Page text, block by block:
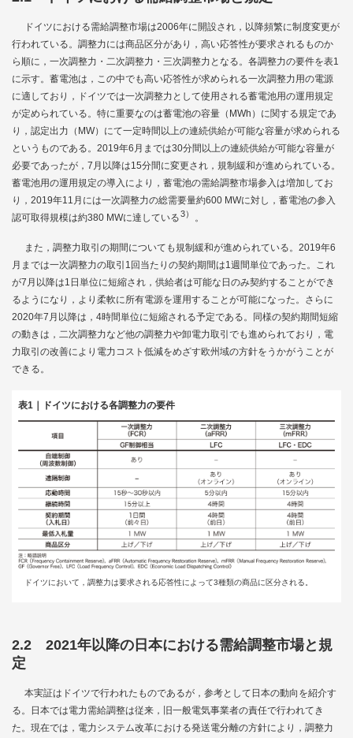
ドイツにおける需給調整市場は2006年に開設され，以降頻繁に制度変更が
行われている。調整力には商品区分があり，高い応答性が要求されるものか
ら順に，一次調整力・二次調整力・三次調整力となる。各調整力の要件を表1
に示す。蓄電池は，この中でも高い応答性が求められる一次調整力用の電源
に適しており，ドイツでは一次調整力として使用される蓄電池用の運用規定
が定められている。特に重要なのは蓄電池の容量（MWh）に関する規定であ
り，認定出力（MW）にて一定時間以上の連続供給が可能な容量が求められる
というものである。2019年6月までは30分間以上の連続供給が可能な容量が
必要であったが，7月以降は15分間に変更され，規制緩和が進められている。
蓄電池用の運用規定の導入により，蓄電池の需給調整市場参入は増加してお
り，2019年11月には一次調整力の総需要量約600 MWに対し，蓄電池の参入
認可取得規模は約380 MWに達している3） 。
また，調整力取引の期間についても規制緩和が進められている。2019年6
月までは一次調整力の取引1回当たりの契約期間は1週間単位であった。これ
が7月以降は1日単位に短縮され，供給者は可能な日のみ契約することができ
るようになり，より柔軟に所有電源を運用することが可能になった。さらに
2020年7月以降は，4時間単位に短縮される予定である。同様の契約期間短縮
の動きは，二次調整力など他の調整力や卸電力取引でも進められており，電
力取引の改善により電力コスト低減をめざす欧州域の方針をうかがうことが
できる。
表1｜ドイツにおける各調整力の要件
ドイツにおいて，調整力は要求される応答性によって3種類の商品に区分される。
2.2 2021年以降の日本における需給調整市場と規
定
本実証はドイツで行われたものであるが，参考として日本の動向を紹介す
る。日本では電力需給調整は従来，旧一般電気事業者の責任で行われてき
た。現在では，電力システム改革における発送電分離の方針により，調整力